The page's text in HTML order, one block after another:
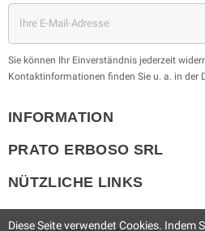
Sie können Ihr Einverständnis jederzeit
Kontaktinformationen finden Sie u. a. in der
INFORMATION
PRATO ERBOSO SRL
NÜTZLICHE LINKS
Diese Seite verwendet Cookies. Indem